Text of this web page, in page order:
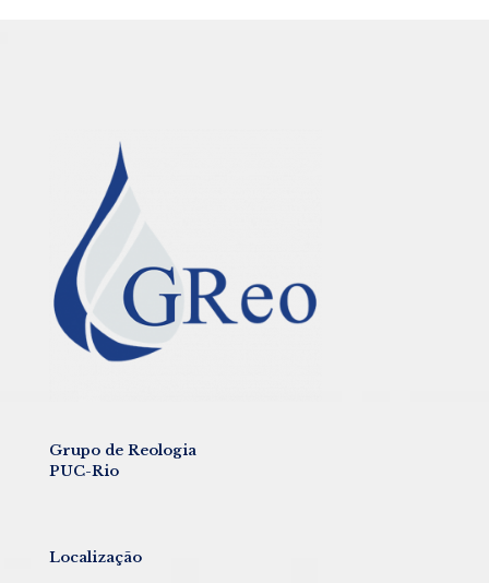
Grupo de Reologia
PUC-Rio
Localização